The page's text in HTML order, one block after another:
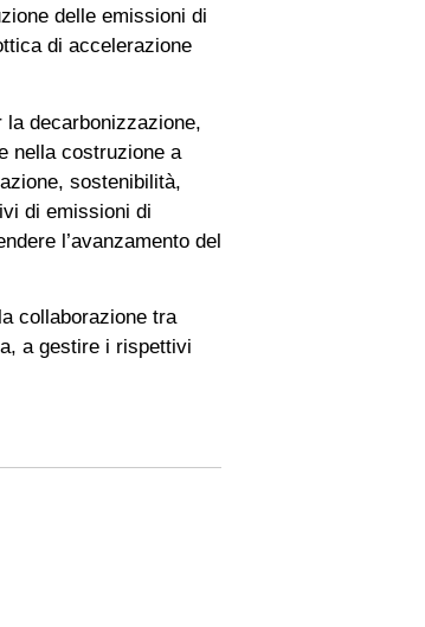
delle emissioni di
di accelerazione
decarbonizzazione,
nella costruzione a
sostenibilità,
di emissioni di
l’avanzamento del
collaborazione tra
a gestire i rispettivi